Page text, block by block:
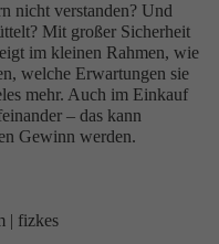
nicht verstanden? Und
Mit großer Sicherheit
im kleinen Rahmen, wie
welche Erwartungen sie
mehr. Auch im Einkauf
– das kann
Gewinn werden.
| fizkes